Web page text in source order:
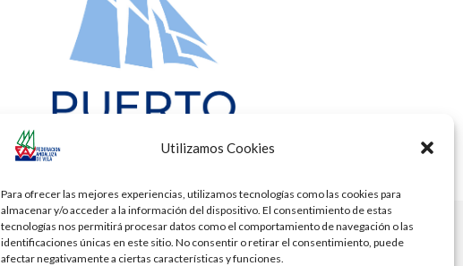
Utilizamos Cookies
Para ofrecer las mejores experiencias, utilizamos tecnologías como las cookies para
almacenar y/o acceder a la información del dispositivo. El consentimiento de estas
tecnologías nos permitirá procesar datos como el comportamiento de navegación o las
identificaciones únicas en este sitio. No consentir o retirar el consentimiento, puede
afectar negativamente a ciertas características y funciones.